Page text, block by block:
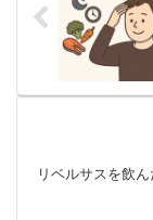
リベルサスを飲